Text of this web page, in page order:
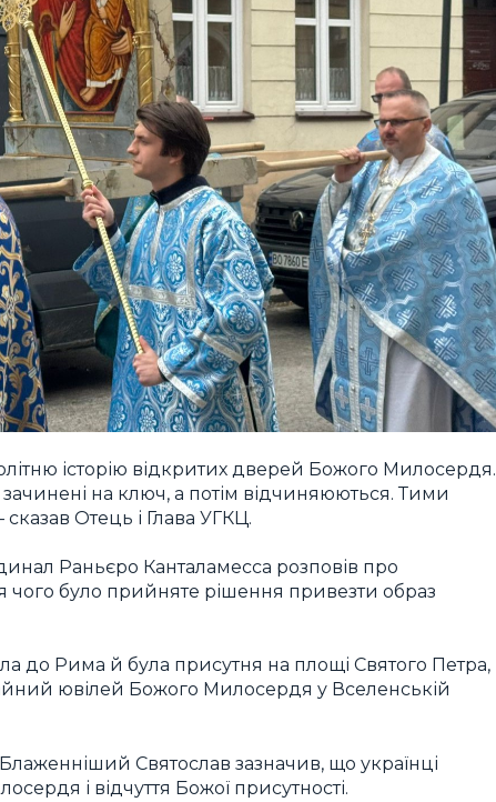
історію відкритих дверей Божого Милосердя.
зачинені на ключ, а потім відчиняюються. Тими
Отець і Глава УГКЦ.
Раньєро Канталамесса розповів про
чого було прийняте рішення привезти образ
до Рима й була присутня на площі Святого Петра,
ювілей Божого Милосердя у Вселенській
Святослав зазначив, що українці
і відчуття Божої присутності.